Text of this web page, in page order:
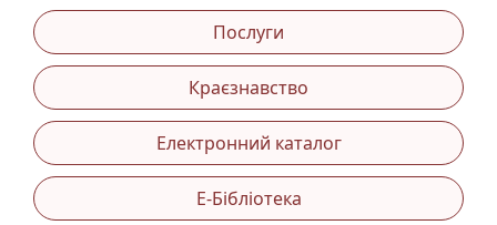
Послуги
Краєзнавство
Електронний каталог
Е-Бібліотека